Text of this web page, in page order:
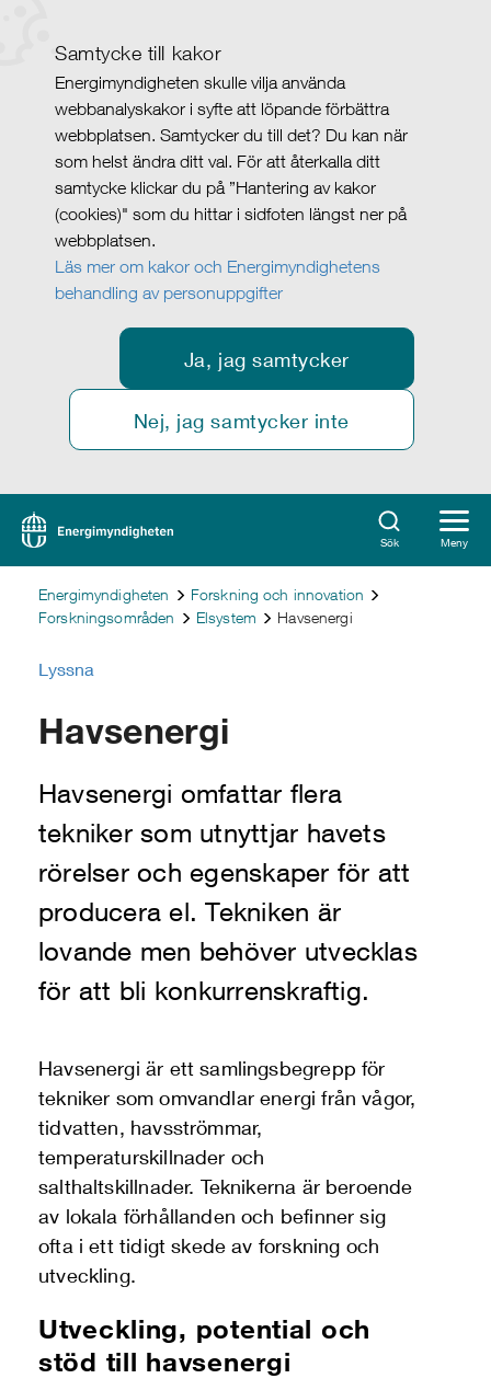
Samtycke till kakor
Energimyndigheten skulle vilja använda
webbanalyskakor i syfte att löpande förbättra
webbplatsen. Samtycker du till det? Du kan när
som helst ändra ditt val. För att återkalla ditt
samtycke klickar du på ”Hantering av kakor
(cookies)" som du hittar i sidfoten längst ner på
webbplatsen.
Läs mer om kakor och Energimyndighetens
behandling av personuppgifter
Ja, jag samtycker
Nej, jag samtycker inte
Sök Meny
Energimyndigheten
Forskning och innovation
Forskningsområden
Elsystem Havsenergi
Lyssna
Havsenergi
Havsenergi omfattar flera
tekniker som utnyttjar havets
rörelser och egenskaper för att
producera el. Tekniken är
lovande men behöver utvecklas
för att bli konkurrenskraftig.
Havsenergi är ett samlingsbegrepp för
tekniker som omvandlar energi från vågor,
tidvatten, havsströmmar,
temperaturskillnader och
salthaltskillnader. Teknikerna är beroende
av lokala förhållanden och befinner sig
ofta i ett tidigt skede av forskning och
utveckling.
Utveckling, potential och
stöd till havsenergi